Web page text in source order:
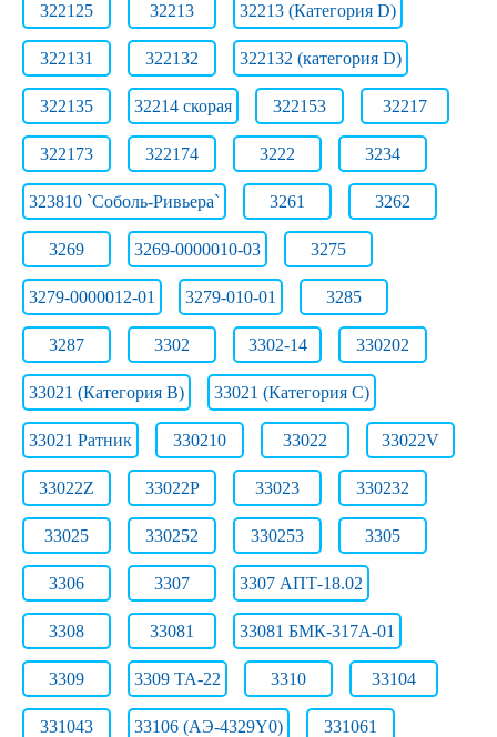
322125 32213 32213 (Категория D)
322131 322132 322132 (категория D)
322135 32214 скорая 322153 32217
322173 322174 3222 3234
323810 `Соболь-Ривьера` 3261 3262
3269 3269-0000010-03 3275
3279-0000012-01 3279-010-01 3285
3287 3302 3302-14 330202
33021 (Категория B) 33021 (Категория C)
33021 Ратник 330210 33022 33022V
33022Z 33022Р 33023 330232
33025 330252 330253 3305
3306 3307 3307 АПТ-18.02
3308 33081 33081 БМК-317А-01
3309 3309 ТА-22 3310 33104
331043 33106 (АЭ-4329Y0) 331061